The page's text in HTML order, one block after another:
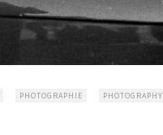
PHOTOGRAPHIE PHOTOGRAPHY